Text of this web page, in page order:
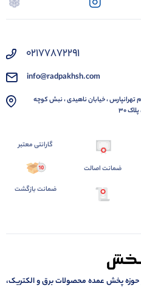
02177872291
info@radpakhsh.com
تهرانپارس ، خیابان ناهیدی ، نبش کوچه
30
ضمانت اصالت
گارانتی معتبر
ضمانت بازگشت
۹ سال سابقه در حوزه پخش عمده محصولات برق و الکتریک،